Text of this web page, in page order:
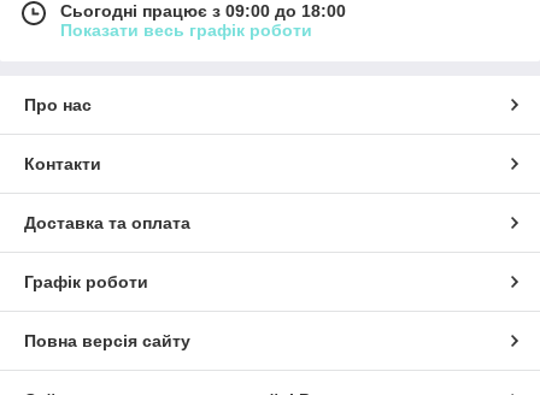
Сьогодні працює з 09:00 до 18:00
Показати весь графік роботи
Про нас
Контакти
Доставка та оплата
Графік роботи
Повна версія сайту